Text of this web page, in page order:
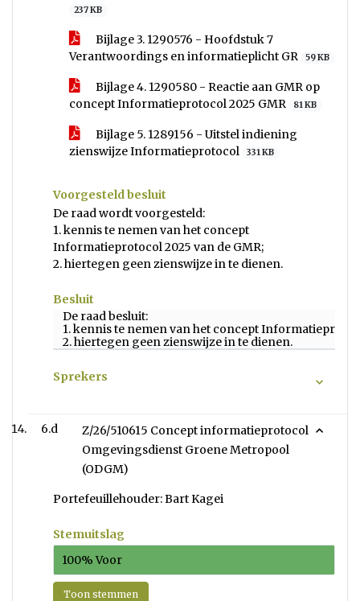
237 KB
Bijlage 3. 1290576 - Hoofdstuk 7
Verantwoordings en informatieplicht GR
59 KB
Bijlage 4. 1290580 - Reactie aan GMR op
concept Informatieprotocol 2025 GMR
81 KB
Bijlage 5. 1289156 - Uitstel indiening
zienswijze Informatieprotocol
331 KB
Voorgesteld besluit
De raad wordt voorgesteld:
1. kennis te nemen van het concept
Informatieprotocol 2025 van de GMR;
2. hiertegen geen zienswijze in te dienen.
Besluit
De raad besluit:
1. kennis te nemen van het concept
2. hiertegen geen zienswijze in te dienen.
Sprekers
6.d
Z/26/510615 Concept informatieprotocol
Omgevingsdienst Groene Metropool
(ODGM)
Portefeuillehouder: Bart Kagei
Stemuitslag
100% Voor
Toon stemmen